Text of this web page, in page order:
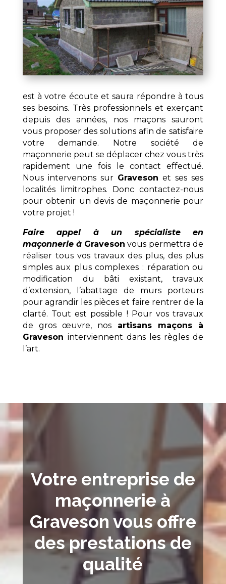
est à votre écoute et saura répondre à tous
ses besoins. Très professionnels et exerçant
depuis des années, nos maçons sauront
vous proposer des solutions afin de satisfaire
votre demande. Notre société de
maçonnerie peut se déplacer chez vous très
rapidement une fois le contact effectué.
Nous intervenons sur Graveson et ses ses
localités limitrophes. Donc contactez-nous
pour obtenir un devis de maçonnerie pour
votre projet !
Faire appel à un spécialiste en
maçonnerie à Graveson vous permettra de
réaliser tous vos travaux des plus, des plus
simples aux plus complexes : réparation ou
modification du bâti existant, travaux
d’extension, l’abattage de murs porteurs
pour agrandir les pièces et faire rentrer de la
clarté. Tout est possible ! Pour vos travaux
de gros œuvre, nos artisans maçons à
Graveson interviennent dans les règles de
l’art.
Votre entreprise de
maçonnerie à
Graveson vous offre
des prestations de
qualité